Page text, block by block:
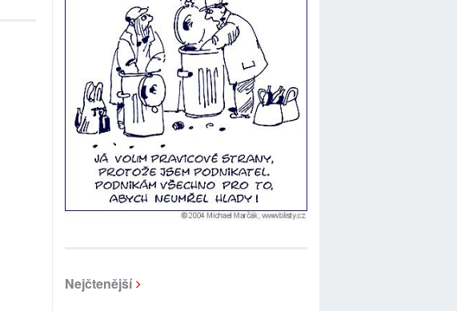
Nejčtenější